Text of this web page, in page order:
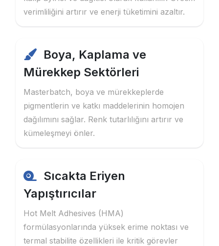
verimliliğini artırır ve enerji tüketimini azaltır.
Boya, Kaplama ve
Mürekkep Sektörleri
Masterbatch, boya ve mürekkeplerde
pigmentlerin ve katkı maddelerinin homojen
dağılımını sağlar. Renk tutarlılığını artırır ve
kümeleşmeyi önler.
Sıcakta Eriyen
Yapıştırıcılar
Hot Melt Adhesives (HMA)
formülasyonlarında yüksek erime noktası ve
termal stabilite özellikleri ile kritik görevler